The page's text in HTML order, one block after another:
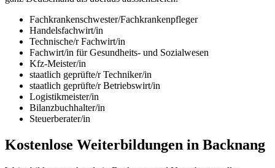
Fachkrankenschwester/Fachkrankenpfleger
Handelsfachwirt/in
Technische/r Fachwirt/in
Fachwirt/in für Gesundheits- und Sozialwesen
Kfz-Meister/in
staatlich geprüfte/r Techniker/in
staatlich geprüfte/r Betriebswirt/in
Logistikmeister/in
Bilanzbuchhalter/in
Steuerberater/in
Kostenlose Weiterbildungen in Backnang